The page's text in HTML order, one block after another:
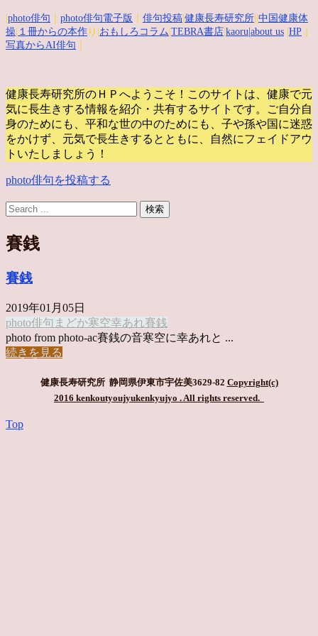
photo俳句 photo俳句電子版 俳句投稿 健康長寿研究所 中国健康体
操 １冊からの本作 り| おもしろコラム TEBRA書店 kaoru |about us HP
写真からAI俳句
健康長寿研究所のＨＰへようこそ！このサイトは、健康で元
気に長生きする情報を紹介・共有するサイトです。
ご自分自
身のためにも、平和な世の中のためにも、子や孫や国に迷惑
をかけず、元気で長生きするとともに、自然にフェイドアウ
トいたしましょう！
photo俳句を投稿する
賽銭
賽銭
2019年01月05日
photo俳句 まどか寒空幸あれ賽銭
photo from photo-ac賽銭の音寒空に幸あれと ...
続きを見る
健康長寿研究所 静岡県伊東市宇佐美3629-82 Copyright(c)
2016 kenkoutyoujyukenkyujyo . All rights reserved.
Top